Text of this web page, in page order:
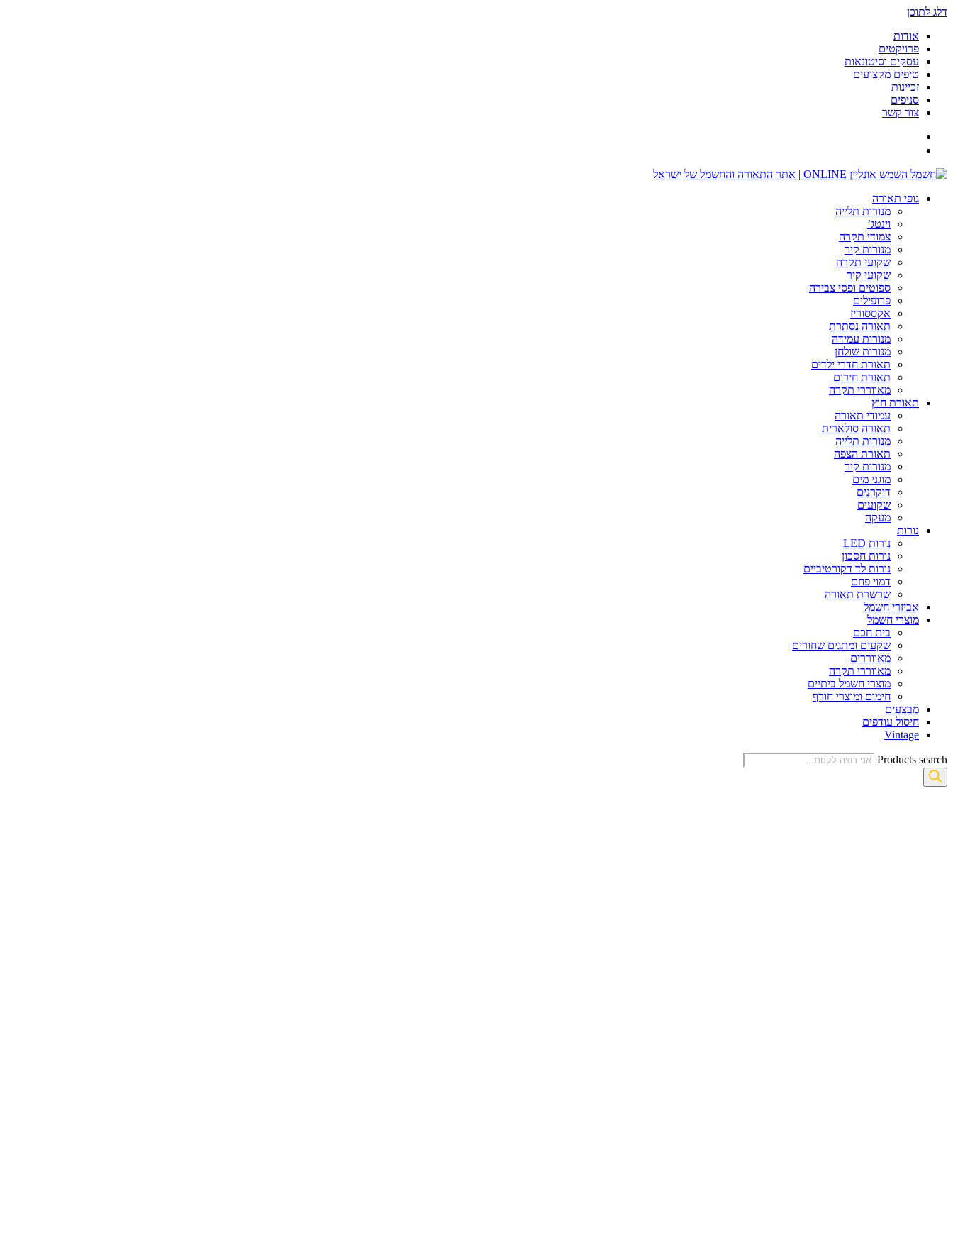
דלג לתוכן
אודות
פרויקטים
עסקים וסיטונאות
טיפים מקצועים
זכיינות
סניפים
צור קשר
גופי תאורה
מנורות תלייה
וינטג’
צמודי תקרה
מנורות קיר
שקועי תקרה
שקועי קיר
ספוטים ופסי צבירה
פרופילים
אקססוריז
תאורה נסתרת
מנורות עמידה
מנורות שולחן
תאורת חדרי ילדים
תאורת חירום
מאווררי תקרה
תאורת חוץ
עמודי תאורה
תאורה סולארית
מנורות תלייה
תאורת הצפה
מנורות קיר
מוגני מים
דוקרנים
שקועים
מעקה
נורות
נורות LED
נורות חסכון
נורות לד דקורטיביים
דמוי פחם
שרשרת תאורה
אביזרי חשמל
מוצרי חשמל
בית חכם
שקעים ומתגים שחורים
מאווררים
מאווררי תקרה
מוצרי חשמל ביתיים
חימום ומוצרי חורף
מבצעים
חיסול עודפים
Vintage
Products search